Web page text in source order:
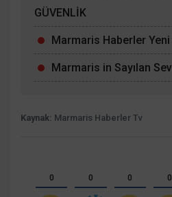
GÜVENLİK
Marmaris Haberler
Marmaris in Sayılan
Kaynak: Marmaris Haberler Tv
0 0 0 0